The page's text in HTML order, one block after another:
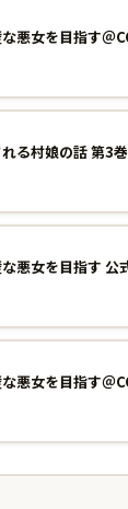
る村娘の話 第3巻